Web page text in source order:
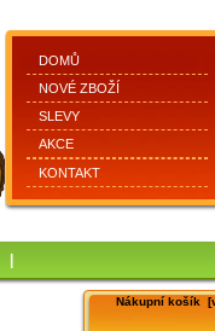
DOMŮ
NOVÉ ZBOŽÍ
SLEVY
AKCE
KONTAKT
Nákupní košík